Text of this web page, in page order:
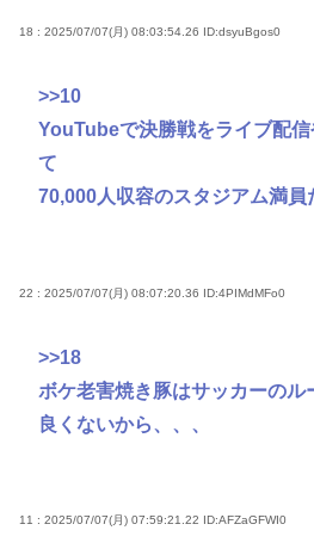
18 : 2025/07/07(月) 08:03:54.26 ID:dsyuBgos0
>>10
YouTubeで決勝戦をライブ配
て
70,000人収容のスタジアム満員
22 : 2025/07/07(月) 08:07:20.36 ID:4PIMdMFo0
>>18
ボケ老害焼き豚はサッカーのル
良くないから、、、
11 : 2025/07/07(月) 07:59:21.22 ID:AFZaGFWI0